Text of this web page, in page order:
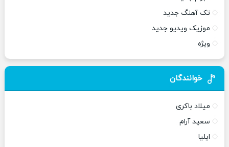
تک آهنگ جدید
موزیک ویدیو جدید
ویژه
خوانندگان
میلاد باکری
سعید آرام
ایلیا